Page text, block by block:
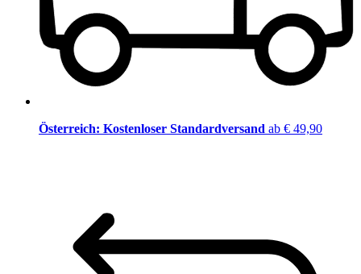
Österreich: Kostenloser Standardversand ab € 49,90